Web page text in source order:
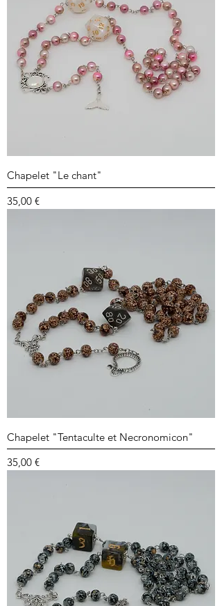
Chapelet "Le chant"
Prix
35,00 €
Chapelet "Tentaculte et Necronomicon"
Prix
35,00 €